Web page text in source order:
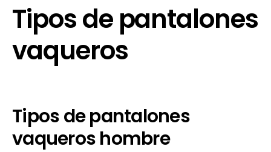
Tipos de pantalones
vaqueros
Tipos de pantalones
vaqueros hombre